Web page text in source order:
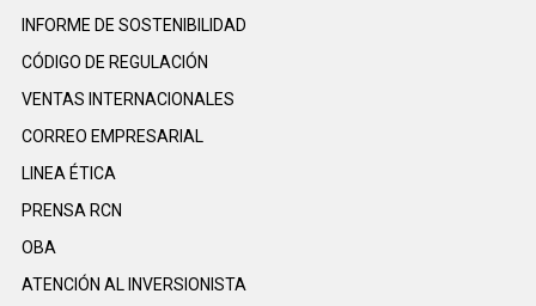
INFORME DE SOSTENIBILIDAD
CÓDIGO DE REGULACIÓN
VENTAS INTERNACIONALES
CORREO EMPRESARIAL
LINEA ÉTICA
PRENSA RCN
OBA
ATENCIÓN AL INVERSIONISTA